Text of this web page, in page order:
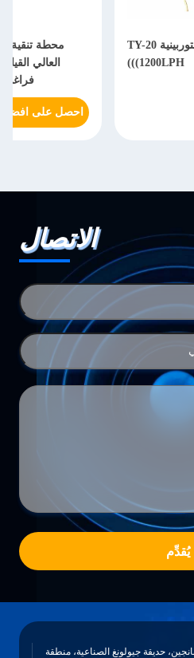
آلة تصفية وتطهير النفط التوربينية TY-20
((1200LPH)
محطة تنقية
العالي
فراغي 1000 متر مكعب/ساعة
احصل على
الاتصال
يُقدِّم
بانجين، حديقة جيولونغ الصناعية، منطقة